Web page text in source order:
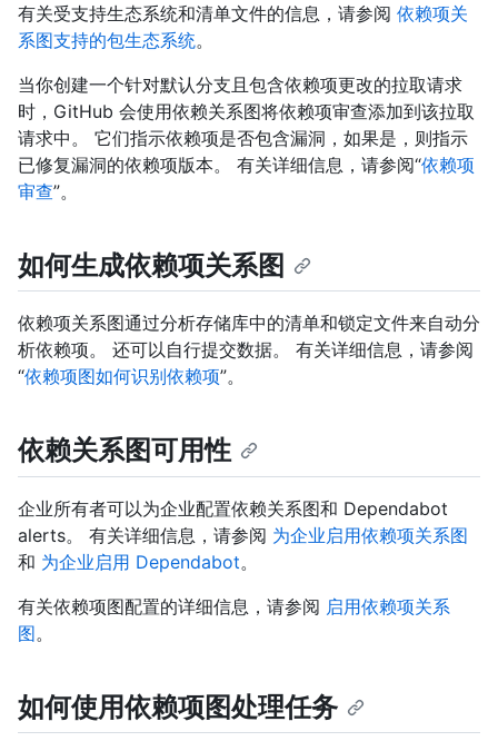
有关受支持生态系统和清单文件的信息，请参阅 依赖项关
系图支持的包生态系统。
当你创建一个针对默认分支且包含依赖项更改的拉取请求
时，GitHub 会使用依赖关系图将依赖项审查添加到该拉取
请求中。 它们指示依赖项是否包含漏洞，如果是，则指示
已修复漏洞的依赖项版本。 有关详细信息，请参阅“依赖项
审查”。
如何生成依赖项关系图
依赖项关系图通过分析存储库中的清单和锁定文件来自动分
析依赖项。 还可以自行提交数据。 有关详细信息，请参阅
“依赖项图如何识别依赖项”。
依赖关系图可用性
企业所有者可以为企业配置依赖关系图和 Dependabot
alerts。 有关详细信息，请参阅 为企业启用依赖项关系图
和 为企业启用 Dependabot。
有关依赖项图配置的详细信息，请参阅 启用依赖项关系
图。
如何使用依赖项图处理任务